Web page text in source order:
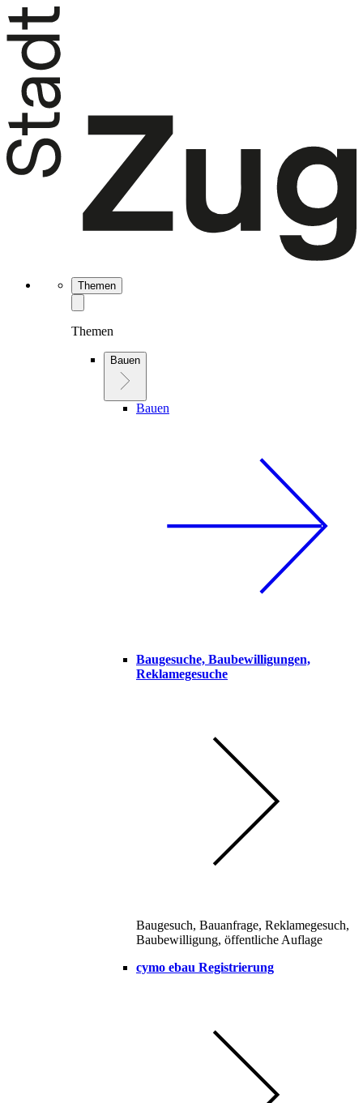
Themen
Themen
Bauen
Bauen
Baugesuche, Baubewilligungen,
Reklamegesuche
Baugesuch, Bauanfrage, Reklamegesuch,
Baubewilligung, öffentliche Auflage
cymo ebau Registrierung